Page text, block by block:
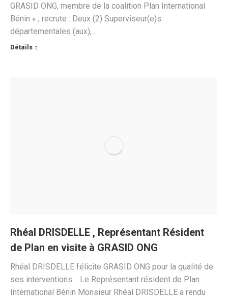
GRASID ONG, membre de la coalition Plan International
Bénin « , recrute : Deux (2) Superviseur(e)s
départementales (aux),…
Détails
Rhéal DRISDELLE , Représentant Résident
de Plan en visite à GRASID ONG
Rhéal DRISDELLE félicite GRASID ONG pour la qualité de
ses interventions. Le Représentant résident de Plan
International Bénin Monsieur Rhéal DRISDELLE a rendu